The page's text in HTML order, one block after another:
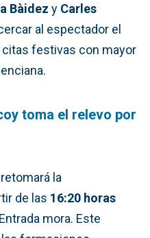
Bàidez y Carles
al espectador el
festivas con mayor
toma el relevo por
la
de las 16:20 horas
mora. Este